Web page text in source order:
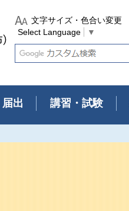
文字サイズ・色合い変更
Select Language
▼
出 講習・試験